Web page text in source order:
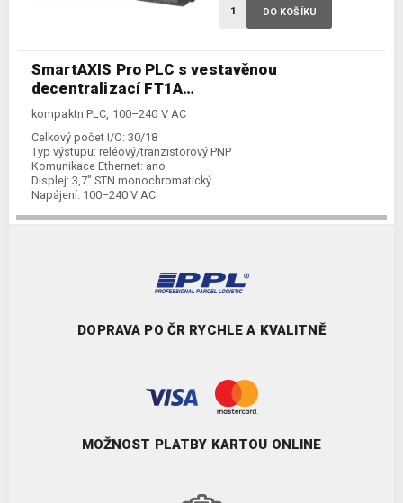
SmartAXIS Pro PLC s vestavěnou
decentralizací FT1A…
kompaktn PLC, 100–240 V AC
Celkový počet I/O: 30/18
Typ výstupu: reléový/tranzistorový PNP
Komunikace Ethernet: ano
Displej: 3,7" STN monochromatický
Napájení: 100–240 V AC
DO KOŠÍKU
DOPRAVA PO ČR RYCHLE A KVALITNĚ
MOŽNOST PLATBY KARTOU ONLINE